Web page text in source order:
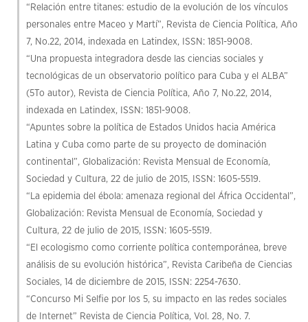
“Relación entre titanes: estudio de la evolución de los vínculos
personales entre Maceo y Martí”, Revista de Ciencia Política, Año
7, No.22, 2014, indexada en Latindex, ISSN: 1851-9008.
“Una propuesta integradora desde las ciencias sociales y
tecnológicas de un observatorio político para Cuba y el ALBA”
(5To autor), Revista de Ciencia Política, Año 7, No.22, 2014,
indexada en Latindex, ISSN: 1851-9008.
“Apuntes sobre la política de Estados Unidos hacia América
Latina y Cuba como parte de su proyecto de dominación
continental”, Globalización: Revista Mensual de Economía,
Sociedad y Cultura, 22 de julio de 2015, ISSN: 1605-5519.
“La epidemia del ébola: amenaza regional del África Occidental”,
Globalización: Revista Mensual de Economía, Sociedad y
Cultura, 22 de julio de 2015, ISSN: 1605-5519.
“El ecologismo como corriente política contemporánea, breve
análisis de su evolución histórica”, Revista Caribeña de Ciencias
Sociales, 14 de diciembre de 2015, ISSN: 2254-7630.
“Concurso Mi Selfie por los 5, su impacto en las redes sociales
de Internet” Revista de Ciencia Política, Vol. 28, No. 7.